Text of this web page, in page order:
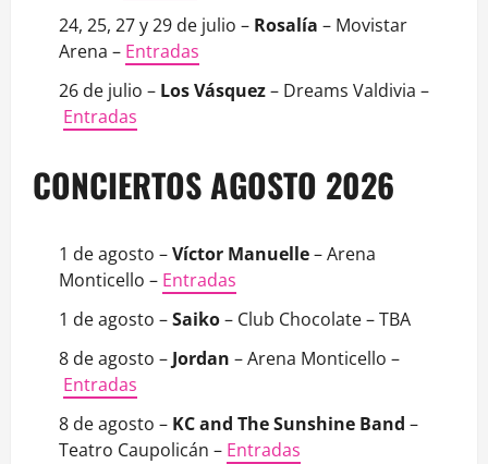
24, 25, 27 y 29 de julio – Rosalía – Movistar
Arena – Entradas
26 de julio – Los Vásquez– Dreams Valdivia –
Entradas
CONCIERTOS AGOSTO 2026
1 de agosto –Víctor Manuelle– Arena
Monticello – Entradas
1 de agosto –Saiko– Club Chocolate – TBA
8 de agosto – Jordan – Arena Monticello –
Entradas
8 de agosto – KC and The Sunshine Band –
Teatro Caupolicán – Entradas